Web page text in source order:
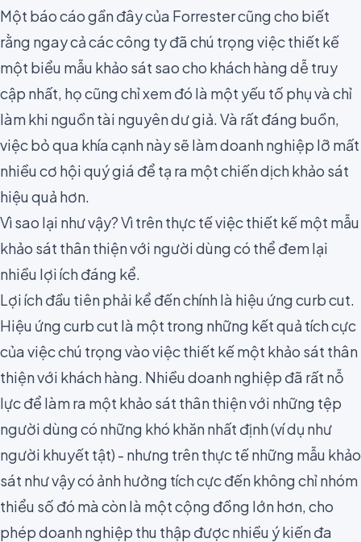
Một báo cáo gần đây của Forrestercũng cho biết
rằng ngay cả các công ty đã chú trọng việc thiết kế
một biểu mẫu khảo sát sao cho khách hàng dễ truy
cập nhất, họ cũng chỉ xem đó là một yếu tố phụ và chỉ
làm khi nguồn tài nguyên dư giả. Và rất đáng buồn,
việc bỏ qua khía cạnh này sẽ làm doanh nghiệp lỡ mất
nhiều cơ hội quý giá để tạ ra một chiến dịch khảo sát
hiệu quả hơn.
Vì sao lại như vậy? Vì trên thực tế việc thiết kế một mẫu
khảo sát thân thiện với người dùng có thể đem lại
nhiều lợi ích đáng kể.
Lợi ích đầu tiên phải kể đến chính là hiệu ứng curb cut.
Hiệu ứng curb cut là một trong những kết quả tích cực
của việc chú trọng vào việc thiết kế một khảo sát thân
thiện với khách hàng. Nhiều doanh nghiệp đã rất nỗ
lực để làm ra một khảo sát thân thiệnvới những tệp
người dùng có những khó khăn nhất định (ví dụ như
người khuyết tật) - nhưng trên thực tế những mẫu khảo
sát như vậy có ảnh hưởng tích cực đến không chỉ nhóm
thiểu số đó mà còn là một cộng đồng lớn hơn, cho
phép doanh nghiệp thu thập được nhiều ý kiến đa